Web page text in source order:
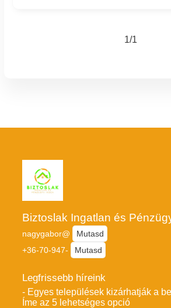
1/1
Biztoslak Ingatlan és
nagygabor@
Mutasd
+36-70-947-
Mutasd
Legfrissebb híreink
- Egyes települések kizárhatják a
Íme az 5 lehetséges opció